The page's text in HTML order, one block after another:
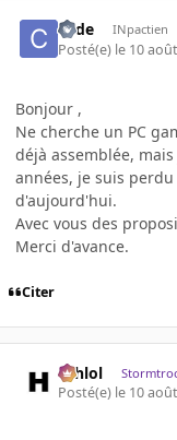
code INpactien
Posté(e) le 10
Bonjour ,
Ne cherche un PC
déjà assemblée,
années, je suis
d'aujourd'hui.
Avec vous des
Merci d'avance.
Citer
ashlol
Posté(e) le 10